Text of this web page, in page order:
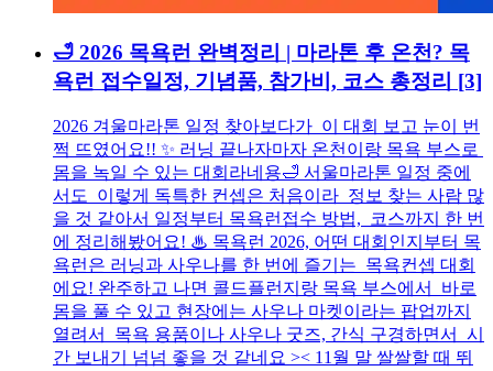
🛁 2026 목욕런 완벽정리 | 마라톤 후 온천? 목
욕런 접수일정, 기념품, 참가비, 코스 총정리 [3]
2026 겨울마라톤 일정 찾아보다가 이 대회 보고 눈이 번
쩍 뜨였어요!! ✨ 러닝 끝나자마자 온천이랑 목욕 부스로
몸을 녹일 수 있는 대회라네용🛁 서울마라톤 일정 중에
서도 이렇게 독특한 컨셉은 처음이라 정보 찾는 사람 많
을 것 같아서 일정부터 목욕런접수 방법, 코스까지 한 번
에 정리해봤어요! ♨ 목욕런 2026, 어떤 대회인지부터 목
욕런은 러닝과 사우나를 한 번에 즐기는 목욕컨셉 대회
에요! 완주하고 나면 콜드플런지랑 목욕 부스에서 바로
몸을 풀 수 있고 현장에는 사우나 마켓이라는 팝업까지
열려서 목욕 용품이나 사우나 굿즈, 간식 구경하면서 시
간 보내기 넘넘 좋을 것 같네요 >< 11월 말 쌀쌀할 때 뛰